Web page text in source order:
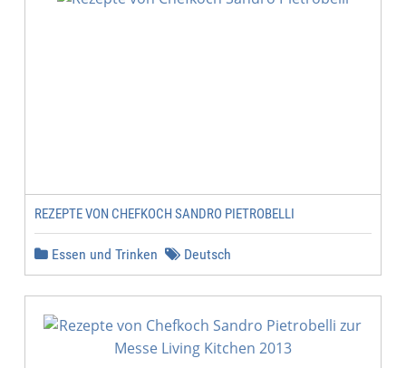
REZEPTE VON CHEFKOCH SANDRO PIETROBELLI
Essen und Trinken Deutsch